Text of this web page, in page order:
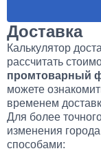
Доставка
Калькулятор
рассчитать
промтоварный
можете
временем
Для более
изменения
способами: